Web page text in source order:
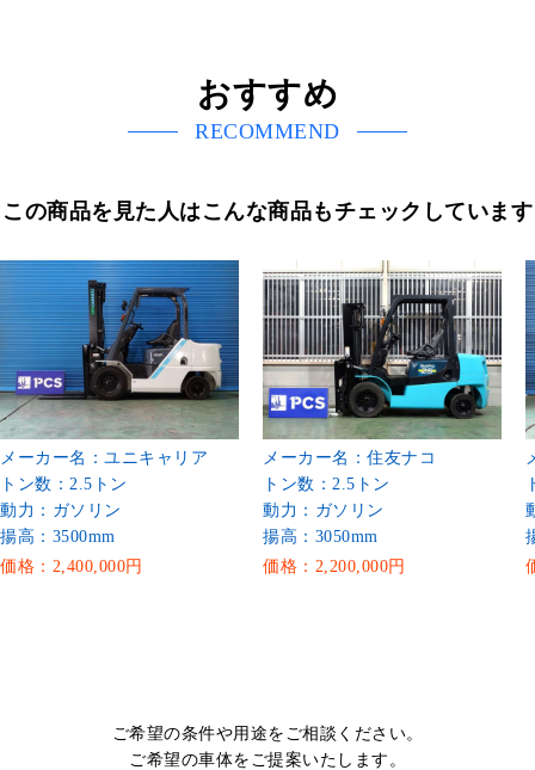
おすすめ
RECOMMEND
この商品を見た人はこんな商品もチェックしています
メーカー名：ユニキャリア
トン数：2.5トン
動力：ガソリン
揚高：3500mm
価格：2,400,000円
メーカー名：住友ナコ
トン数：2.5トン
動力：ガソリン
揚高：3050mm
価格：2,200,000円
ご希望の条件や用途をご相談ください。
ご希望の車体をご提案いたします。